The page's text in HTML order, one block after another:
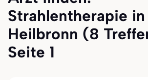
Strahlentherapie in
Heilbronn (8
Seite 1